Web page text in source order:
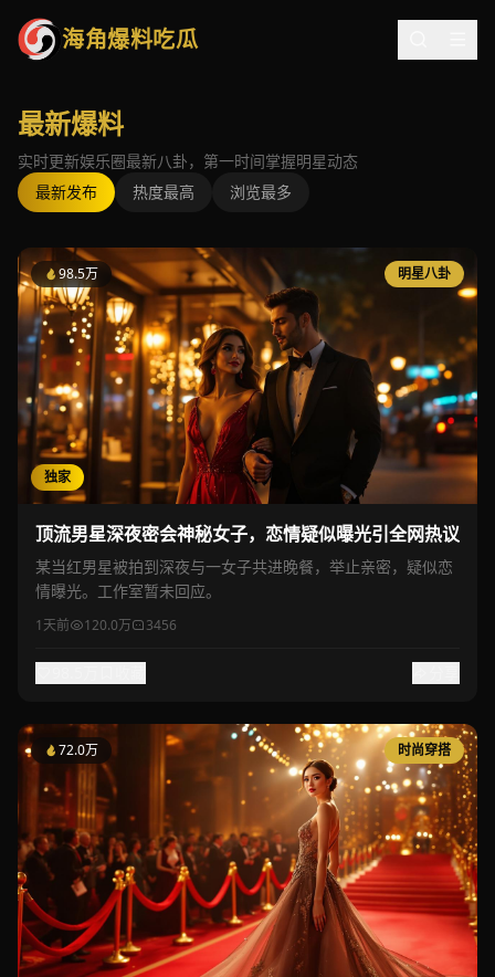
海角爆料吃瓜
最新爆料
实时更新娱乐圈最新八卦，第一时间掌握明星动态
最新发布
热度最高 浏览最多
98.5万 明星八卦
独家
顶流男星深夜密会神秘女子，恋情疑似曝光引全网热议
某当红男星被拍到深夜与一女子共进晚餐，举止亲密，疑似恋
情曝光。工作室暂未回应。
1天前 120.0万 3456
72.0万 时尚穿搭